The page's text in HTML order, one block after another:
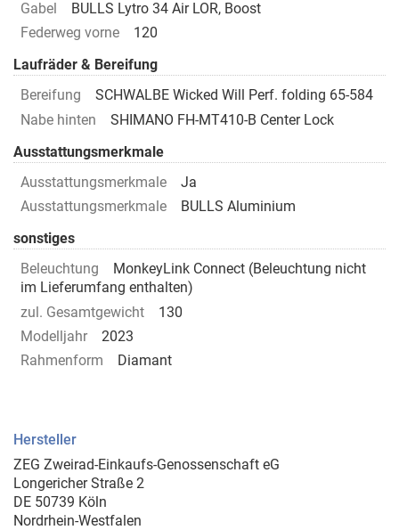
Gabel
BULLS Lytro 34 Air LOR, Boost
Federweg vorne
120
Laufräder & Bereifung
Bereifung
SCHWALBE Wicked Will Perf. folding 65-584
Nabe hinten
SHIMANO FH-MT410-B Center Lock
Ausstattungsmerkmale
Ausstattungsmerkmale
Ja
Ausstattungsmerkmale
BULLS Aluminium
sonstiges
Beleuchtung
MonkeyLink Connect (Beleuchtung nicht
im Lieferumfang enthalten)
zul. Gesamtgewicht
130
Modelljahr
2023
Rahmenform
Diamant
Hersteller
ZEG Zweirad-Einkaufs-Genossenschaft eG
Longericher Straße 2
DE 50739 Köln
Nordrhein-Westfalen